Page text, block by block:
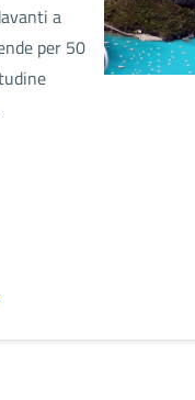
a
per 50